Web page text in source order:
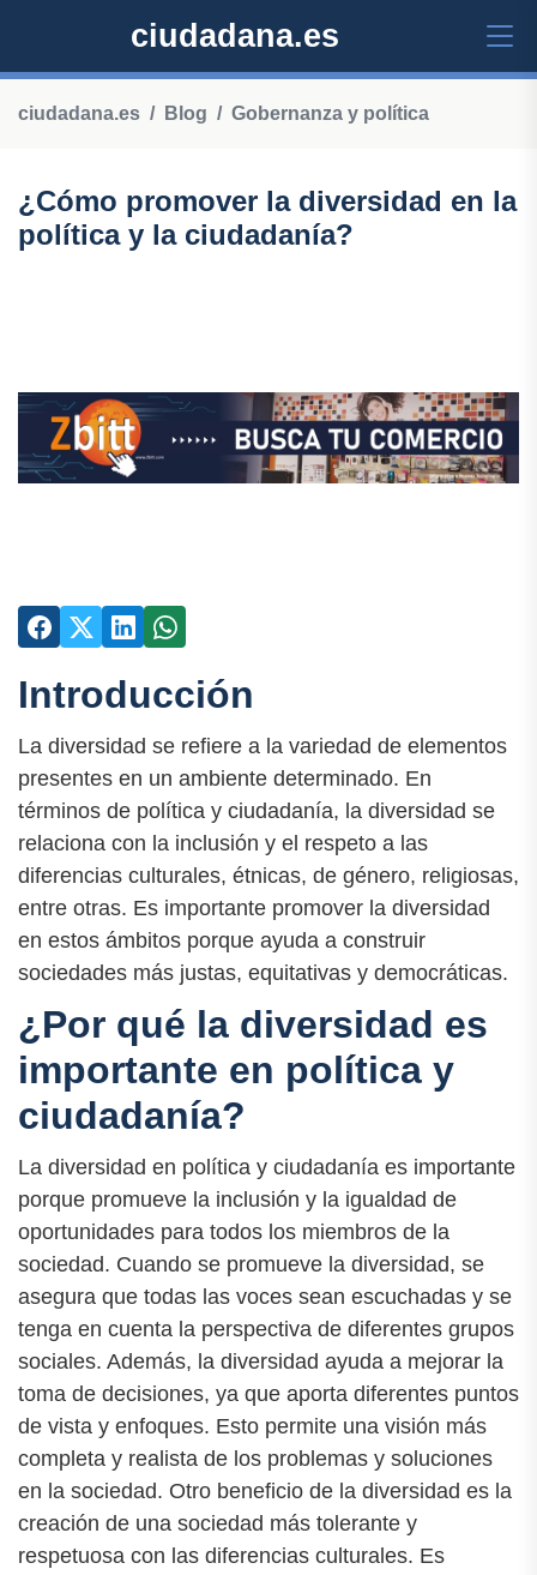
ciudadana.es
ciudadana.es Blog Gobernanza y política
¿Cómo promover la diversidad en la
política y la ciudadanía?
Introducción
La diversidad se refiere a la variedad de elementos
presentes en un ambiente determinado. En
términos de política y ciudadanía, la diversidad se
relaciona con la inclusión y el respeto a las
diferencias culturales, étnicas, de género, religiosas,
entre otras. Es importante promover la diversidad
en estos ámbitos porque ayuda a construir
sociedades más justas, equitativas y democráticas.
¿Por qué la diversidad es
importante en política y
ciudadanía?
La diversidad en política y ciudadanía es importante
porque promueve la inclusión y la igualdad de
oportunidades para todos los miembros de la
sociedad. Cuando se promueve la diversidad, se
asegura que todas las voces sean escuchadas y se
tenga en cuenta la perspectiva de diferentes grupos
sociales. Además, la diversidad ayuda a mejorar la
toma de decisiones, ya que aporta diferentes puntos
de vista y enfoques. Esto permite una visión más
completa y realista de los problemas y soluciones
en la sociedad. Otro beneficio de la diversidad es la
creación de una sociedad más tolerante y
respetuosa con las diferencias culturales. Es